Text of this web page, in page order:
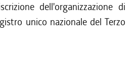
dell'organizzazione di
unico nazionale del Terzo